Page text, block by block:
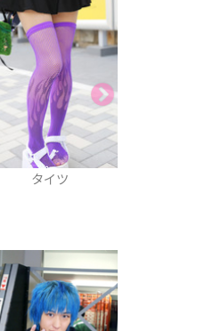
チョーカー